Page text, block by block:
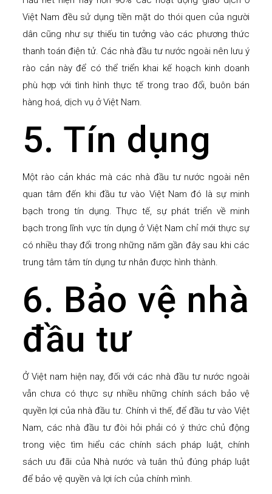
Việt Nam đều sử dụng tiền mặt do thói quen của người
dân cũng như sự thiếu tin tưởng vào các phương thức
thanh toán điện tử. Các nhà đầu tư nước ngoài nên lưu ý
rào cản này để có thể triển khai kế hoạch kinh doanh
phù hợp với tình hình thực tế trong trao đổi, buôn bán
hàng hoá, dịch vụ ở Việt Nam.
5. Tín dụng
Một rào cản khác mà các nhà đầu tư nước ngoài nên
quan tâm đến khi đầu tư vào Việt Nam đó là sự minh
bạch trong tín dụng. Thực tế, sự phát triển về minh
bạch trong lĩnh vực tín dụng ở Việt Nam chỉ mới thực sự
có nhiều thay đổi trong những năm gần đây sau khi các
trung tâm tâm tín dụng tư nhân được hình thành.
6. Bảo vệ nhà
đầu tư
Ở Việt nam hiện nay, đối với các nhà đầu tư nước ngoài
vẫn chưa có thực sự nhiều những chính sách bảo vệ
quyền lợi của nhà đầu tư. Chính vì thế, để đầu tư vào Việt
Nam, các nhà đầu tư đòi hỏi phải có ý thức chủ động
trong việc tìm hiểu các chính sách pháp luật, chính
sách ưu đãi của Nhà nước và tuân thủ đúng pháp luật
để bảo vệ quyền và lợi ích của chính mình.